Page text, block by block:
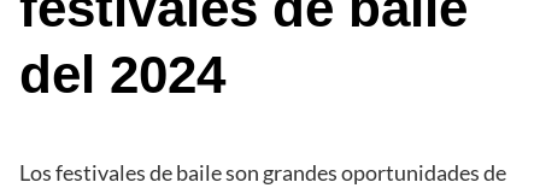
del 2024
Los festivales de baile son grandes oportunidades de